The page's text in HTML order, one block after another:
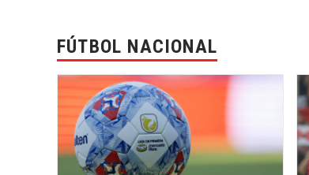
FÚTBOL NACIONAL